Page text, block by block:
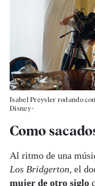
Isabel Preysler rodando
Disney+
Como
Al ritmo de una
Los Bridgerton, el
mujer de otro siglo